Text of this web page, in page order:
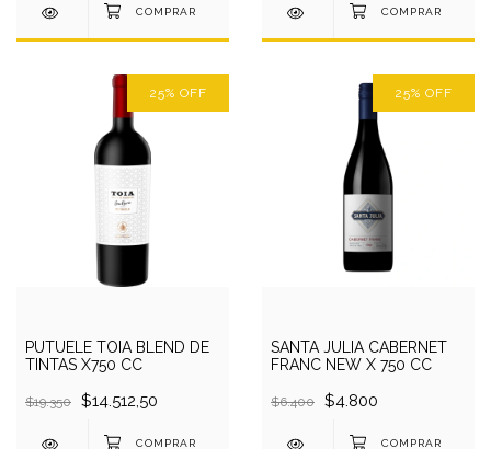
25% OFF
PUTUELE TOIA BLEND DE
TINTAS X750 CC
$19.350 $14.512,50
25% OFF
SANTA JULIA CABERNET
FRANC NEW X 750 CC
$6.400 $4.800